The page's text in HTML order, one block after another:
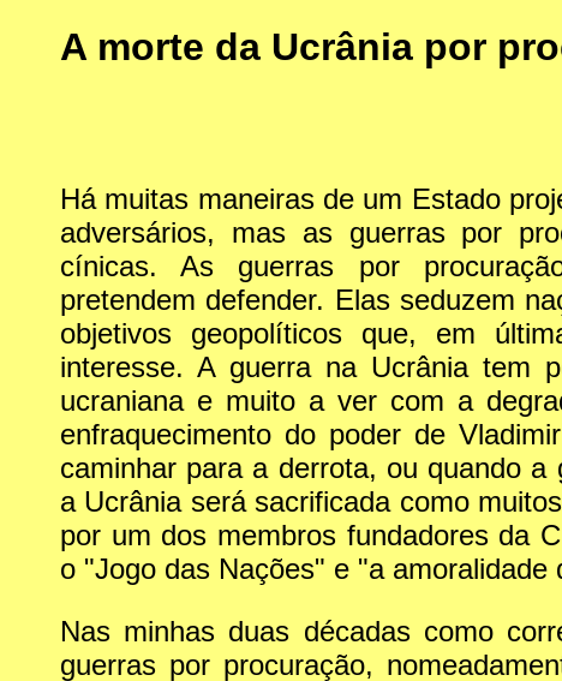
A morte da Ucrânia por
Há muitas maneiras de um Estado
adversários, mas as guerras por
cínicas. As guerras por
pretendem defender. Elas seduzem
objetivos geopolíticos que, em
interesse. A guerra na Ucrânia tem
ucraniana e muito a ver com a
enfraquecimento do poder de
caminhar para a derrota, ou quando
a Ucrânia será sacrificada como
por um dos membros fundadores da
o "Jogo das Nações" e "a amoralidade
Nas minhas duas décadas como
guerras por procuração,